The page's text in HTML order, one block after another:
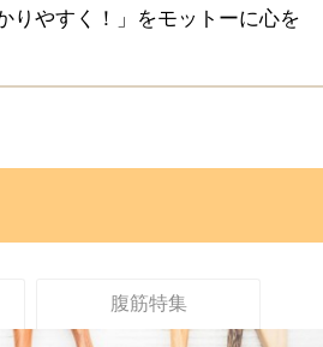
りやすく！」をモットーに心を
腹筋特集